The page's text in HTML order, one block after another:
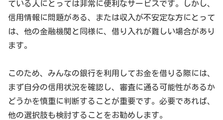
ている人にとっては非常に便利なサービスです。しかし、
信用情報に問題がある、または収入が不安定な方にとって
は、他の金融機関と同様に、借り入れが難しい場合があり
ます。
このため、みんなの銀行を利用してお金を借りる際には、
まず自分の信用状況を確認し、審査に通る可能性があるか
どうかを慎重に判断することが重要です。必要であれば、
他の選択肢も検討することをお勧めします。